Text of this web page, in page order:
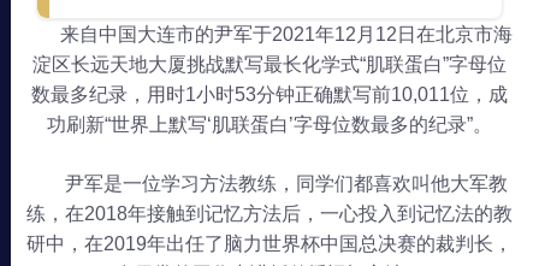
来自中国大连市的尹军于2021年12月12日在北京市海
淀区长远天地大厦挑战默写最长化学式“肌联蛋白”字母位
数最多纪录，用时1小时53分钟正确默写前10,011位，成
功刷新“世界上默写‘肌联蛋白’字母位数最多的纪录”。
尹军是一位学习方法教练，同学们都喜欢叫他大军教
练，在2018年接触到记忆方法后，一心投入到记忆法的教
研中，在2019年出任了脑力世界杯中国总决赛的裁判长，